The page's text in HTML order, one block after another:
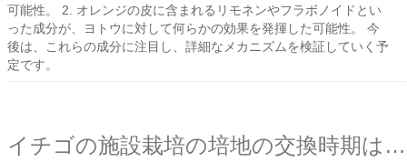
可能性。 2. オレンジの皮に含まれるリモネンやフラボノイドとい
った成分が、ヨトウに対して何らかの効果を発揮した可能性。 今
後は、これらの成分に注目し、詳細なメカニズムを検証していく予
定です。
イチゴの施設栽培の培地の交換時期はどのように判断すれば良い？の続き